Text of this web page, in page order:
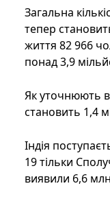
Загальна
тепер
життя 82 966
понад 3,9
Як уточнюють в
становить 1,4
Індія
19 тільки
виявили 6,6